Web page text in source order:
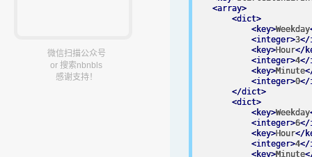
微信扫描公众号
or 搜索nbnbls
感谢支持！
<array>
<dict>
<key>Weekday
<integer>3</
<key>Hour</
<integer>4</
<key>Minute
<integer>0</
</dict>
<dict>
<key>Weekday
<integer>6</
<key>Hour</
<integer>4</
<key>Minute